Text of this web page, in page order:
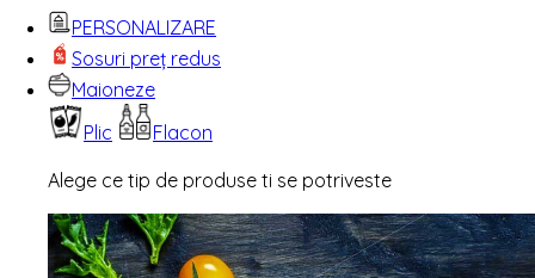
PERSONALIZARE
Sosuri preț redus
Maioneze
Plic
Flacon
Alege ce tip de produse ti se potriveste